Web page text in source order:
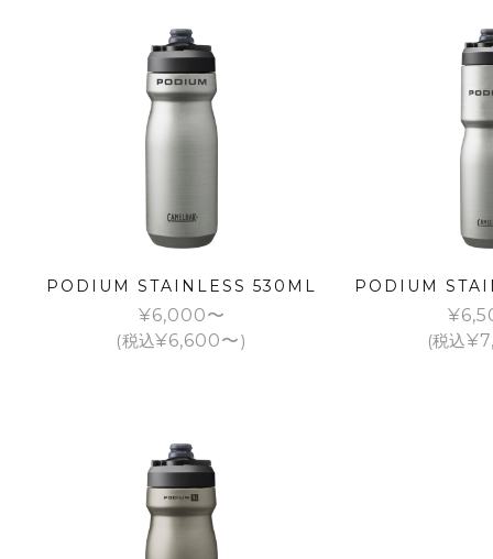
PODIUM STAINLESS 530ML
¥6,000
(税込¥6,600 )
PODIUM
¥
(税込¥